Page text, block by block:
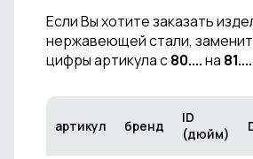
Если Вы хотите заказать
нержавеющей стали,
цифры артикула с80....на 81....
артикул бренд
ID
(дюйм)